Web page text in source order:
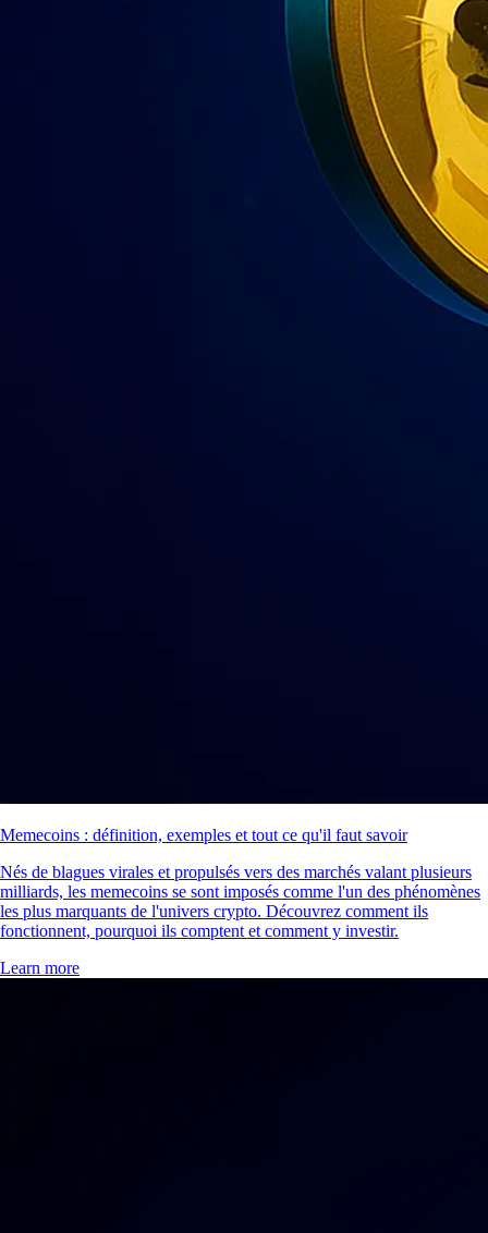
Memecoins : définition, exemples et tout ce qu'il faut savoir
Nés de blagues virales et propulsés vers des marchés valant plusieurs
milliards, les memecoins se sont imposés comme l'un des phénomènes
les plus marquants de l'univers crypto. Découvrez comment ils
fonctionnent, pourquoi ils comptent et comment y investir.
Learn more